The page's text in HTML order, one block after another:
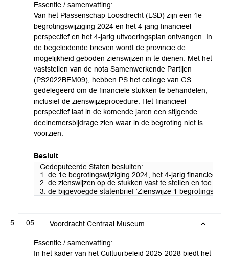
Essentie / samenvatting:
Van het Plassenschap Loosdrecht (LSD) zijn een 1e
begrotingswijziging 2024 en het 4-jarig financieel
perspectief en het 4-jarig uitvoeringsplan ontvangen. In
de begeleidende brieven wordt de provincie de
mogelijkheid geboden zienswijzen in te dienen. Met het
vaststellen van de nota Samenwerkende Partijen
(PS2022BEM09), hebben PS het college van GS
gedelegeerd om de financiële stukken te behandelen,
inclusief de zienswijzeprocedure. Het financieel
perspectief laat in de komende jaren een stijgende
deelnemersbijdrage zien waar in de begroting niet is
voorzien.
Besluit
Gedeputeerde Staten besluiten:
1. de 1e begrotingswijziging 2024, het 4-jarig financieel
2. de zienswijzen op de stukken vast te stellen en toe te
3. de bijgevoegde statenbrief ‘Zienswijze 1
05 Voordracht Centraal Museum
Essentie / samenvatting:
In het kader van het Cultuurbeleid 2025-2028 biedt het